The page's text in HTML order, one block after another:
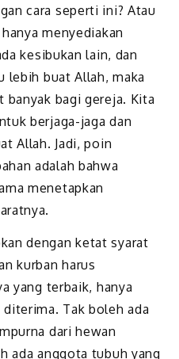
cara seperti ini? Atau
menyediakan
kesibukan lain, dan
lebih buat Allah, maka
banyak bagi gereja. Kita
berjaga-jaga dan
Allah. Jadi, poin
adalah bahwa
menetapkan
dengan ketat syarat
kurban harus
yang terbaik, hanya
diterima. Tak boleh ada
dari hewan
ada anggota tubuh yang